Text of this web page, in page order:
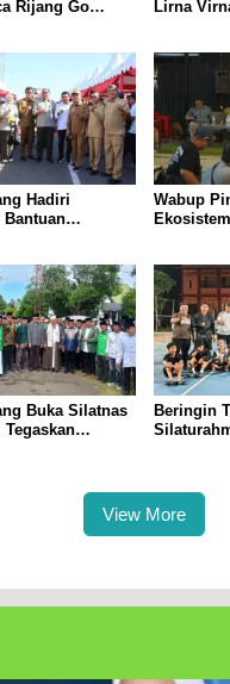
Rijang Go
Lirna
Hadiri
Bantuan
Wabup
Buka Silatnas
Tegaskan
Beringin
View More